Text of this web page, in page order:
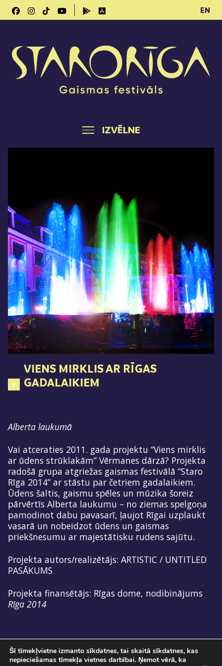
EN
IZVĒLNE
V
VIENS MIRKLIS AR RĪGAS
GADALAIKIEM
Alberta laukumā
Vai atceraties 2011. gada projektu “Viens mirklis
ar ūdens strūklakām” Vērmanes dārzā? Projekta
radošā grupa atgriežas gaismas festivālā “Staro
Rīga 2014” ar stāstu par četriem gadalaikiem.
Ūdens šaltis, gaismu spēles un mūzika šoreiz
pārvērtīs Alberta laukumu – no ziemas spelgoņa
pamodinot dabu pavasarī, ļaujot Rīgai uzplaukt
vasarā un nobeidzot ūdens un gaismas
priekšnesumu ar majestātisku rudens sajūtu.
Projekta autors/realizētājs: ARTISTIC / UNTITLED
PASĀKUMS
Projekta finansētājs: Rīgas dome, nodibinājums
Rīga 2014
Šī tīmekļvietne izmanto sīkdatnes, tai skaitā sīkdatnes, kas
nepieciešamas tīmekļa vietnes darbībai. Ņemot vērā, ka